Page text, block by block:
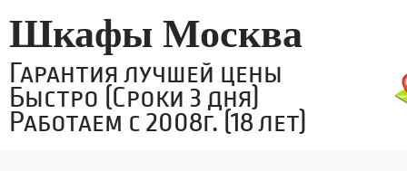
Шкафы Москва
Гарантия лучшей цены
Быстро (Сроки 3 дня)
Работаем с 2008г. (18 лет)